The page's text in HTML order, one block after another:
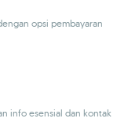
opsi pembayaran
info esensial dan kontak